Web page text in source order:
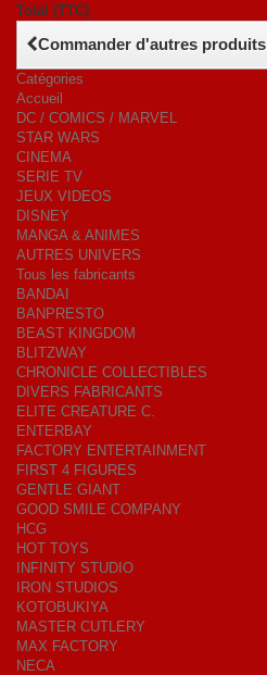
Total (TTC)
Commander d'autres produits
Catégories
Accueil
DC / COMICS / MARVEL
STAR WARS
CINEMA
SERIE TV
JEUX VIDEOS
DISNEY
MANGA & ANIMES
AUTRES UNIVERS
Tous les fabricants
BANDAI
BANPRESTO
BEAST KINGDOM
BLITZWAY
CHRONICLE COLLECTIBLES
DIVERS FABRICANTS
ELITE CREATURE C.
ENTERBAY
FACTORY ENTERTAINMENT
FIRST 4 FIGURES
GENTLE GIANT
GOOD SMILE COMPANY
HCG
HOT TOYS
INFINITY STUDIO
IRON STUDIOS
KOTOBUKIYA
MASTER CUTLERY
MAX FACTORY
NECA